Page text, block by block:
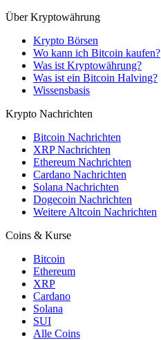
Über Kryptowährung
Krypto Börsen
Wo kann ich Bitcoin kaufen?
Was ist Kryptowährung?
Was ist ein Bitcoin Halving?
Wissensbasis
Krypto Nachrichten
Bitcoin Nachrichten
XRP Nachrichten
Ethereum Nachrichten
Cardano Nachrichten
Solana Nachrichten
Dogecoin Nachrichten
Weitere Altcoin Nachrichten
Coins & Kurse
Bitcoin
Ethereum
XRP
Cardano
Solana
SUI
Alle Coins